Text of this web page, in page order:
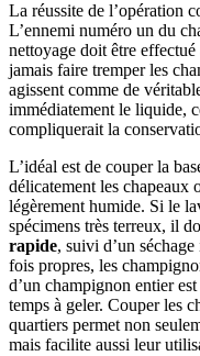
La réussite de l’opération
L’ennemi numéro un du
nettoyage doit être effectué
jamais faire tremper les
agissent comme de
immédiatement le liquide,
compliquerait la
L’idéal est de couper la
délicatement les chapeaux
légèrement humide. Si le
spécimens très terreux, il
rapide, suivi d’un
fois propres, les
d’un champignon entier
temps à geler. Couper les
quartiers permet non
mais facilite aussi leur